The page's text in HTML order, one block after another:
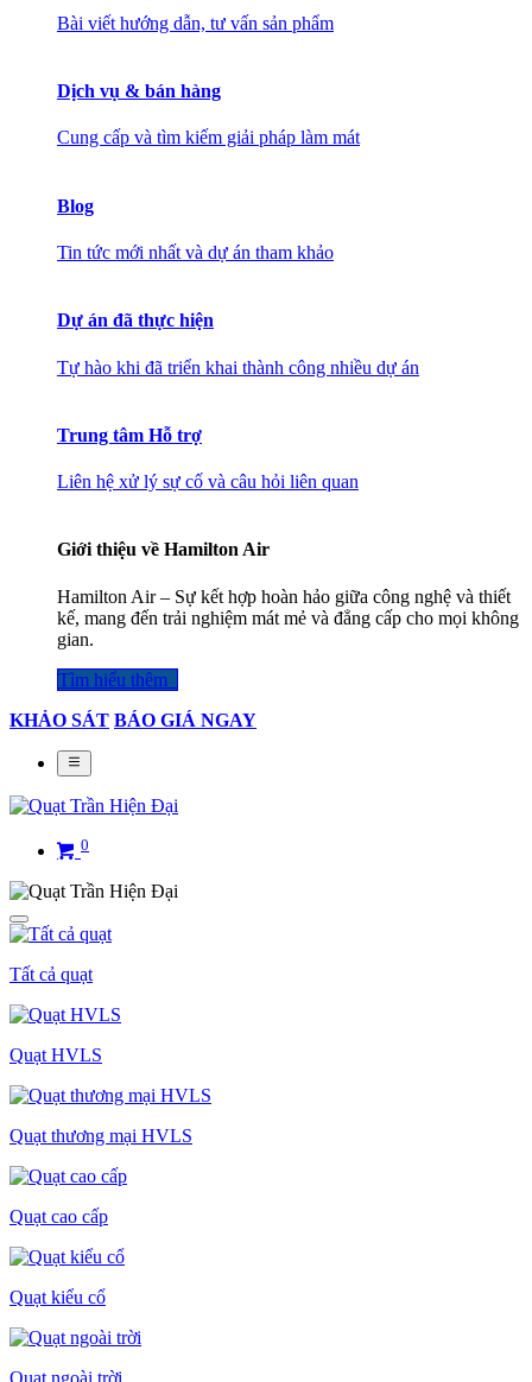
Bài viết hướng dẫn, tư vấn sản phẩm
Dịch vụ & bán hàng
Cung cấp và tìm kiếm giải pháp làm mát
Blog
Tin tức mới nhất và dự án tham khảo
Dự án đã thực hiện
Tự hào khi đã triển khai thành công nhiều dự án
Trung tâm Hỗ trợ
Liên hệ xử lý sự cố và câu hỏi liên quan
Giới thiệu về Hamilton Air
Hamilton Air – Sự kết hợp hoàn hảo giữa công nghệ và thiết
kế, mang đến trải nghiệm mát mẻ và đẳng cấp cho mọi không
gian.
Tìm hiểu thêm​​​​​​​​
KHẢO SÁT BÁO GIÁ NGAY
0
Tất cả quạt
Quạt HVLS
Quạt thương mại HVLS
Quạt cao cấp
Quạt kiểu cổ